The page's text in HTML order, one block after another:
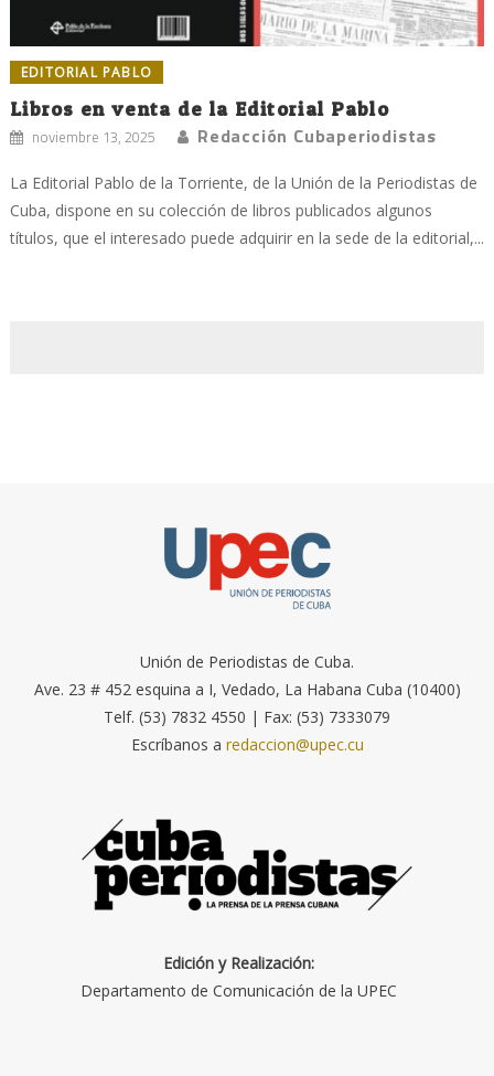
EDITORIAL PABLO
Libros en venta de la Editorial Pablo
noviembre 13, 2025 Redacción Cubaperiodistas
La Editorial Pablo de la Torriente, de la Unión de la Periodistas de
Cuba, dispone en su colección de libros publicados algunos
títulos, que el interesado puede adquirir en la sede de la editorial,...
Unión de Periodistas de Cuba.
Ave. 23 # 452 esquina a I, Vedado, La Habana Cuba (10400)
Telf. (53) 7832 4550 | Fax: (53) 7333079
Escríbanos a redaccion@upec.cu
Edición y Realización:
Departamento de Comunicación de la UPEC